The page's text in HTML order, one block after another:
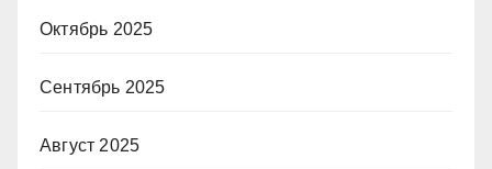
Октябрь 2025
Сентябрь 2025
Август 2025